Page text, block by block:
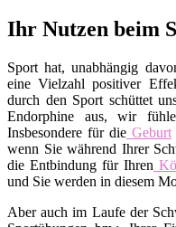
Ihr Nutzen beim
Sport hat, unabhängig
eine Vielzahl positiver
durch den Sport schüttet
Endorphine aus, wir
Insbesondere für dieGeburt
wenn Sie während Ihrer
die Entbindung für Ihren
und Sie werden in diesem
Aber auch im Laufe der